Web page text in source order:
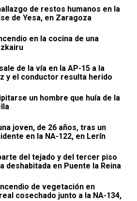
de restos humanos en la
de Yesa, en Zaragoza
en la cocina de una
de la vía en la AP-15 a la
y el conductor resulta herido
un hombre que huía de la
joven, de 26 años, tras un
en la NA-122, en Lerín
del tejado y del tercer piso
deshabitada en Puente la Reina
de vegetación en
cosechado junto a la NA-134,